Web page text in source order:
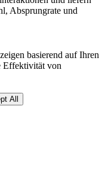
Absprungrate und
basierend auf Ihren
Effektivität von
All